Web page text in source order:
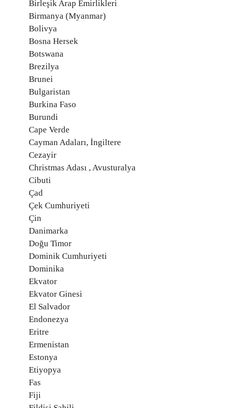
Birleşik Arap Emirlikleri
Birmanya (Myanmar)
Bolivya
Bosna Hersek
Botswana
Brezilya
Brunei
Bulgaristan
Burkina Faso
Burundi
Cape Verde
Cayman Adaları, İngiltere
Cezayir
Christmas Adası , Avusturalya
Cibuti
Çad
Çek Cumhuriyeti
Çin
Danimarka
Doğu Timor
Dominik Cumhuriyeti
Dominika
Ekvator
Ekvator Ginesi
El Salvador
Endonezya
Eritre
Ermenistan
Estonya
Etiyopya
Fas
Fiji